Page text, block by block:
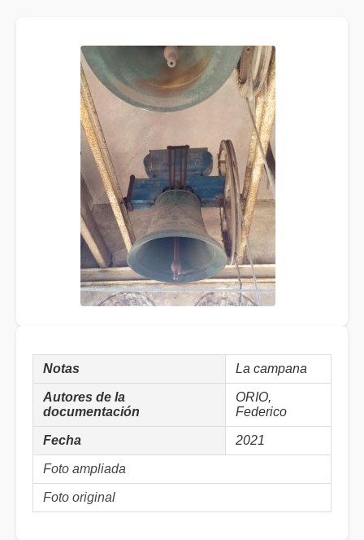
Notas La campana
Autores de la
documentación
ORIO,
Federico
Fecha 2021
Foto ampliada
Foto original